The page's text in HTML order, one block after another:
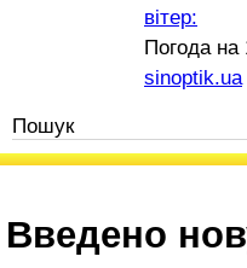
вітер:
Погода на
sinoptik.ua
Введено